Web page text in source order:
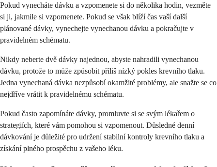
Pokud vynecháte dávku a vzpomenete si do několika hodin, vezměte
si ji, jakmile si vzpomenete. Pokud se však blíží čas vaší další
plánované dávky, vynechejte vynechanou dávku a pokračujte v
pravidelném schématu.
Nikdy neberte dvě dávky najednou, abyste nahradili vynechanou
dávku, protože to může způsobit příliš nízký pokles krevního tlaku.
Jedna vynechaná dávka nezpůsobí okamžité problémy, ale snažte se co
nejdříve vrátit k pravidelnému schématu.
Pokud často zapomínáte dávky, promluvte si se svým lékařem o
strategiích, které vám pomohou si vzpomenout. Důsledné denní
dávkování je důležité pro udržení stabilní kontroly krevního tlaku a
získání plného prospěchu z vašeho léku.